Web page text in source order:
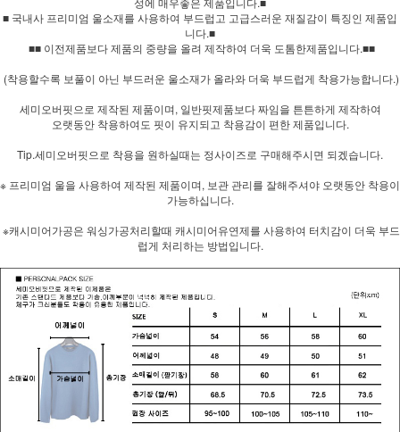
■ 국내사 프리미엄 울소재를 사용하여 부드럽고 고급스러운 재질감이 특징인 제품입
니다.■
■■ 이전제품보다 제품의 중량을 올려 제작하여 더욱 도톰한제품입니다.■■
(착용할수록 보풀이 아닌 부드러운 울소재가 올라와 더욱 부드럽게 착용가능합니다.)
세미오버핏으로 제작된 제품이며, 일반핏제품보다 짜임을 튼튼하게 제작하여
오랫동안 착용하여도 핏이 유지되고 착용감이 편한 제품입니다.
Tip.세미오버핏으로 착용을 원하실때는 정사이즈로 구매해주시면 되겠습니다.
※ 프리미엄 울을 사용하여 제작된 제품이며, 보관 관리를 잘해주셔야 오랫동안 착용이
가능하십니다.
※캐시미어가공은 워싱가공처리할때 캐시미어유연제를 사용하여 터치감이 더욱 부드
럽게 처리하는 방법입니다.